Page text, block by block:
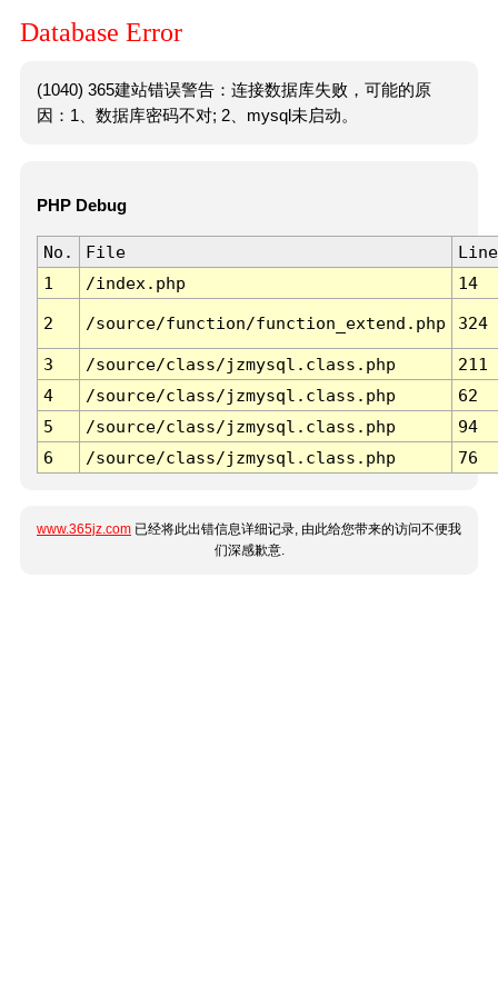
Database Error
(1040) 365建站错误警告：连接数据库失败，可能的原
因：1、数据库密码不对; 2、mysql未启动。
PHP Debug
No. File
Line
1
/index.php 14
2 /source/function/function_extend.php 324
3 /source/class/jzmysql.class.php
211
4
/source/class/jzmysql.class.php
62
5
/source/class/jzmysql.class.php
94
6
/source/class/jzmysql.class.php 76
www.365jz.com 已经将此出错信息详细记录, 由此给您带来的访问不便我
们深感歉意.